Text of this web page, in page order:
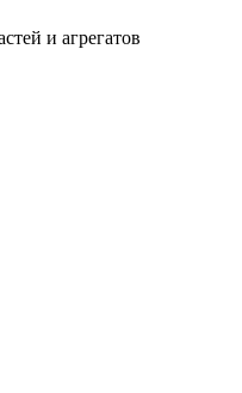
и агрегатов